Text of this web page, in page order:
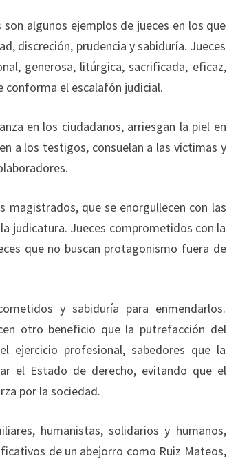
algunos ejemplos de jueces en los que
discreción, prudencia y sabiduría. Jueces
generosa, litúrgica, sacrificada, eficaz,
conforma el escalafón judicial.
en los ciudadanos, arriesgan la piel en
a los testigos, consuelan a las víctimas y
que se enorgullecen con las
judicatura. Jueces comprometidos con la
que no buscan protagonismo fuera de
y sabiduría para enmendarlos.
otro beneficio que la putrefacción del
ejercicio profesional, sabedores que la
el Estado de derecho, evitando que el
por la sociedad.
humanistas, solidarios y humanos,
de un abejorro como Ruiz Mateos,